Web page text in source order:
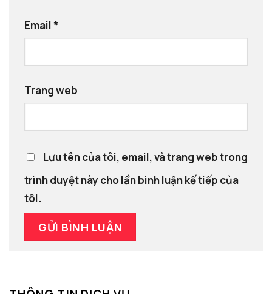
Email*
Trang web
Lưu tên của tôi, email, và trang web trong
trình duyệt này cho lần bình luận kế tiếp của
tôi.